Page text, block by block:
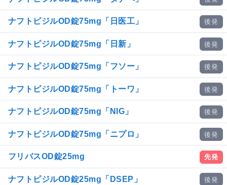
ナフトピジルOD錠75mg「日医工」 後発
ナフトピジルOD錠75mg「日新」 後発
ナフトピジルOD錠75mg「フソー」 後発
ナフトピジルOD錠75mg「トーワ」 後発
ナフトピジルOD錠75mg「NIG」 後発
ナフトピジルOD錠75mg「ニプロ」 後発
フリバスOD錠25mg 先発
ナフトピジルOD錠25mg「DSEP」 後発